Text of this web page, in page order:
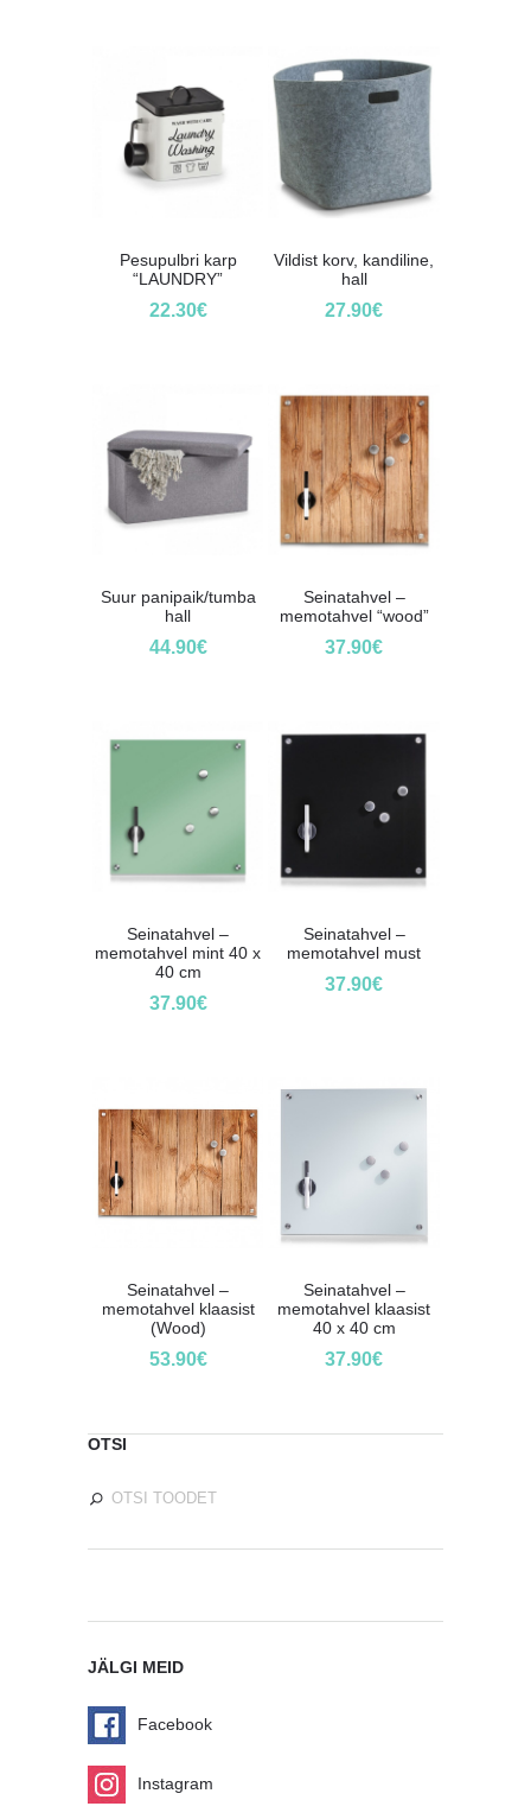
Pesupulbri karp
“LAUNDRY”
22.30€
Vildist korv, kandiline,
hall
27.90€
Suur panipaik/tumba
hall
44.90€
Seinatahvel –
memotahvel “wood”
37.90€
Seinatahvel –
memotahvel mint 40 x
40 cm
37.90€
Seinatahvel –
memotahvel must
37.90€
Seinatahvel –
memotahvel klaasist
(Wood)
53.90€
Seinatahvel –
memotahvel klaasist
40 x 40 cm
37.90€
OTSI
JÄLGI MEID
Facebook
Instagram